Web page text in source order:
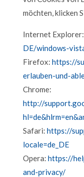
möchten, klicken
Internet Explorer:
DE/windows-
Firefox: https://
erlauben-und-
Chrome:
http://
Safari: https://
locale=de_DE
Opera: https://
and-privacy/